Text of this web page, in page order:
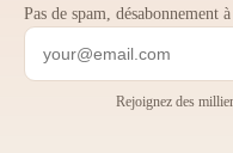
Pas de spam, désabonnement
Rejoignez des